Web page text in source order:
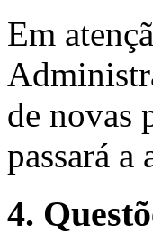
Em
de novas
passará a
4.